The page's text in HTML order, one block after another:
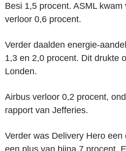
Besi 1,5 procent. ASML
verloor 0,6 procent.
Verder daalden energie-
1,3 en 2,0 procent. Dit drukte
Londen.
Airbus verloor 0,2 procent,
rapport van Jefferies.
Verder was Delivery Hero
een plus van bijna 7 procent.